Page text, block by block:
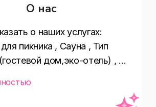
О нас
о наших услугах:
пикника , Сауна , Тип
дом,эко-отель) ,